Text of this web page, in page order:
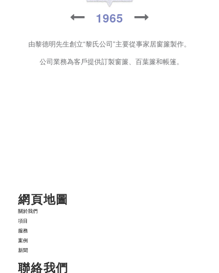
1965
由黎德明先生創立“黎氏公司”主要從事家居窗簾製作。
公司業務為客戶提供訂製窗簾、百葉簾和帳篷。
網頁地圖
關於我們
項目
服務
案例
新聞
聯絡我們